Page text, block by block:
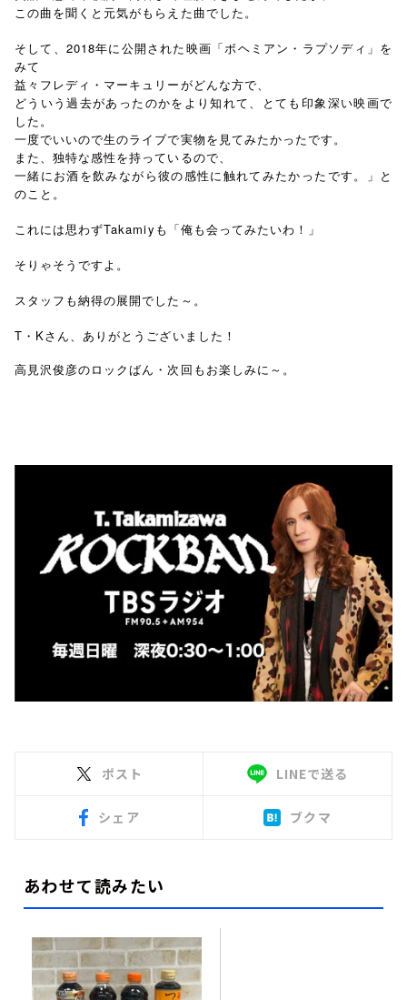
この曲を聞くと元気がもらえた曲でした。
そして、2018年に公開された映画「ボヘミアン・ラプソディ」を
みて
益々フレディ・マーキュリーがどんな方で、
どういう過去があったのかをより知れて、とても印象深い映画で
した。
一度でいいので生のライブで実物を見てみたかったです。
また、独特な感性を持っているので、
一緒にお酒を飲みながら彼の感性に触れてみたかったです。」と
のこと。
これには思わずTakamiyも「俺も会ってみたいわ！」
そりゃそうですよ。
スタッフも納得の展開でした～。
T・Kさん、ありがとうございました！
高見沢俊彦のロックばん・次回もお楽しみに～。
ポスト LINEで送る
シェア ブクマ
あわせて読みたい